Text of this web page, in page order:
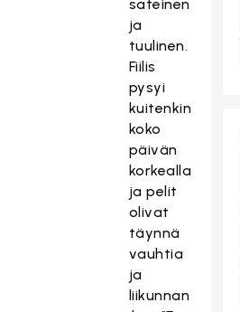
sateinen
ja
tuulinen.
Fiilis
pysyi
kuitenkin
koko
päivän
korkealla
ja pelit
olivat
täynnä
vauhtia
ja
liikunnan